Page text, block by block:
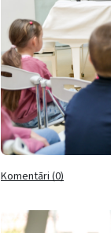
Komentāri (0)